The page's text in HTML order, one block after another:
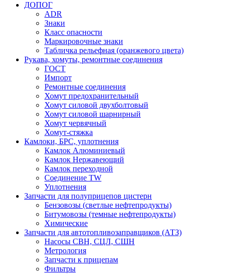
ДОПОГ
ADR
Знаки
Класс опасности
Маркировочные знаки
Табличка рельефная (оранжевого цвета)
Рукава, хомуты, ремонтные соединения
ГОСТ
Импорт
Ремонтные соединения
Хомут предохранительный
Хомут силовой двухболтовый
Хомут силовой шарнирный
Хомут червячный
Хомут-стяжка
Камлоки, БРС, уплотнения
Камлок Алюминиевый
Камлок Нержавеющий
Камлок переходной
Соединение TW
Уплотнения
Запчасти для полуприцепов цистерн
Бензовозы (светлые нефтепродукты)
Битумовозы (темные нефтепродукты)
Химические
Запчасти для автотопливозаправщиков (АТЗ)
Насосы СВН, СЦЛ, СШН
Метрология
Запчасти к прицепам
Фильтры